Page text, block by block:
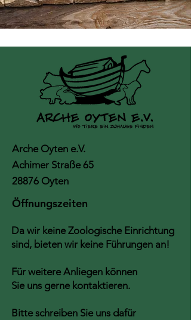
Arche Oyten e.V.
Achimer Straße 65
28876 Oyten
Öffnungszeiten
Da wir keine Zoologische Einrichtung
sind, bieten wir keine Führungen an!
Für weitere Anliegen können
Sie uns gerne kontaktieren.
Bitte schreiben Sie uns dafür